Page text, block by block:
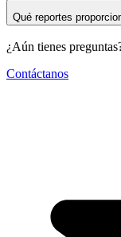
Qué reportes
¿Aún tienes
Contáctanos